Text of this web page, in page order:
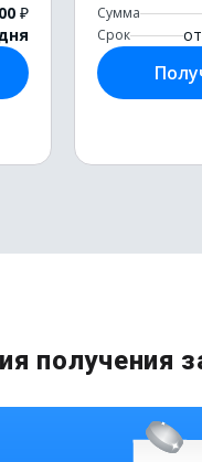
₽ Сумма
Срок
получения